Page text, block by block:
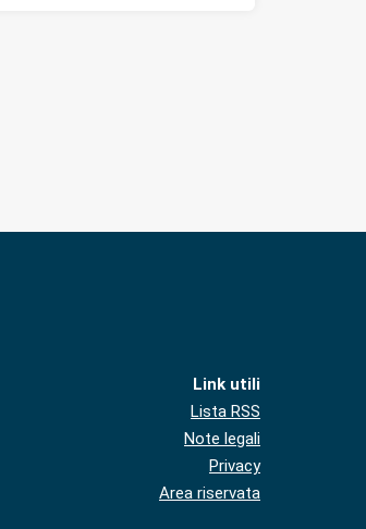
Link utili
Lista RSS
Note legali
Privacy
Area riservata